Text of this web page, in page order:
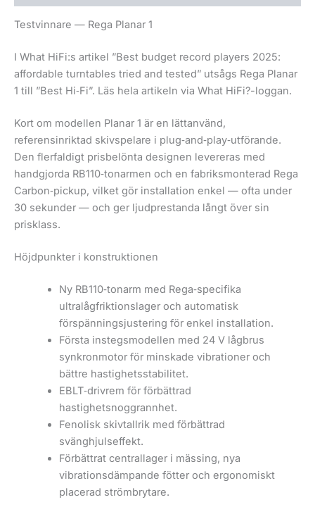
Testvinnare — Rega Planar 1
I What HiFi:s artikel ”Best budget record players 2025:
affordable turntables tried and tested” utsågs Rega Planar
1 till ”Best Hi‑Fi”. Läs hela artikeln via What HiFi?-loggan.
Kort om modellen Planar 1 är en lättanvänd,
referensinriktad skivspelare i plug‑and‑play‑utförande.
Den flerfaldigt prisbelönta designen levereras med
handgjorda RB110‑tonarmen och en fabriksmonterad Rega
Carbon‑pickup, vilket gör installation enkel — ofta under
30 sekunder — och ger ljudprestanda långt över sin
prisklass.
Höjdpunkter i konstruktionen
Ny RB110‑tonarm med Rega‑specifika
ultralågfriktionslager och automatisk
förspänningsjustering för enkel installation.
Första instegsmodellen med 24 V lågbrus
synkronmotor för minskade vibrationer och
bättre hastighetsstabilitet.
EBLT‑drivrem för förbättrad
hastighetsnoggrannhet.
Fenolisk skivtallrik med förbättrad
svänghjulseffekt.
Förbättrat centrallager i mässing, nya
vibrationsdämpande fötter och ergonomiskt
placerad strömbrytare.